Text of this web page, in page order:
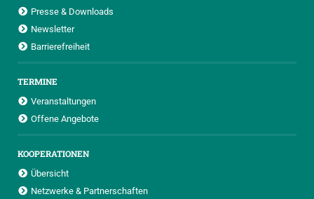
Presse & Downloads
Newsletter
Barrierefreiheit
TERMINE
Veranstaltungen
Offene Angebote
KOOPERATIONEN
Übersicht
Netzwerke & Partnerschaften